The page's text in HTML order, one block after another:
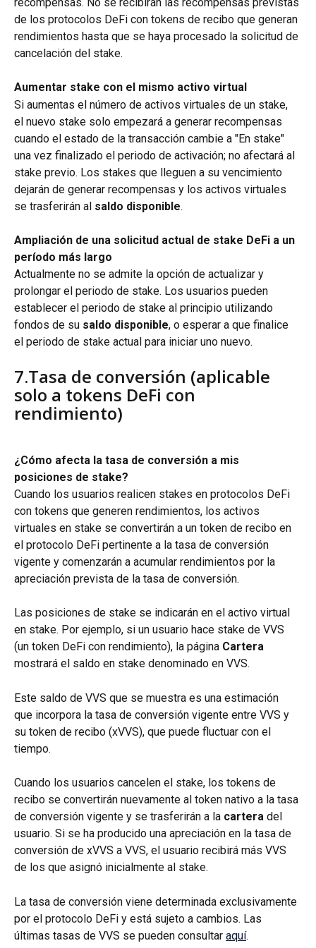
de los protocolos DeFi con tokens de recibo que generan
rendimientos hasta que se haya procesado la solicitud de
cancelación del stake.
Aumentar stake con el mismo activo virtual
Si aumentas el número de activos virtuales de un stake,
el nuevo stake solo empezará a generar recompensas
cuando el estado de la transacción cambie a "En stake"
una vez finalizado el periodo de activación; no afectará al
stake previo. Los stakes que lleguen a su vencimiento
dejarán de generar recompensas y los activos virtuales
se trasferirán al saldo disponible.
Ampliación de una solicitud actual de stake DeFi a un
período más largo
Actualmente no se admite la opción de actualizar y
prolongar el periodo de stake. Los usuarios pueden
establecer el periodo de stake al principio utilizando
fondos de su saldo disponible, o esperar a que finalice
el periodo de stake actual para iniciar uno nuevo.
7.Tasa de conversión (aplicable
solo a tokens DeFi con
rendimiento)
¿Cómo afecta la tasa de conversión a mis
posiciones de stake?
Cuando los usuarios realicen stakes en protocolos DeFi
con tokens que generen rendimientos, los activos
virtuales en stake se convertirán a un token de recibo en
el protocolo DeFi pertinente a la tasa de conversión
vigente y comenzarán a acumular rendimientos por la
apreciación prevista de la tasa de conversión.
Las posiciones de stake se indicarán en el activo virtual
en stake. Por ejemplo, si un usuario hace stake de VVS
(un token DeFi con rendimiento), la página Cartera
mostrará el saldo en stake denominado en VVS.
Este saldo de VVS que se muestra es una estimación
que incorpora la tasa de conversión vigente entre VVS y
su token de recibo (xVVS), que puede fluctuar con el
tiempo.
Cuando los usuarios cancelen el stake, los tokens de
recibo se convertirán nuevamente al token nativo a la tasa
de conversión vigente y se trasferirán a la cartera del
usuario. Si se ha producido una apreciación en la tasa de
conversión de xVVS a VVS, el usuario recibirá más VVS
de los que asignó inicialmente al stake.
La tasa de conversión viene determinada exclusivamente
por el protocolo DeFi y está sujeto a cambios. Las
últimas tasas de VVS se pueden consultar aquí.